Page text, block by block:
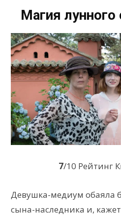
Магия лунного
7/10 Рейтинг
Девушка-медиум обаяла
сына-наследника и,